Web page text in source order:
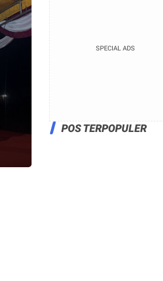
SPECIAL ADS
POS TERPOPULER